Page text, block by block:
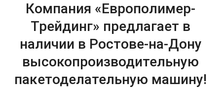
Компания «Европолимер-
Трейдинг» предлагает в
наличии в Ростове-на-Дону
высокопроизводительную
пакетоделательную машину!